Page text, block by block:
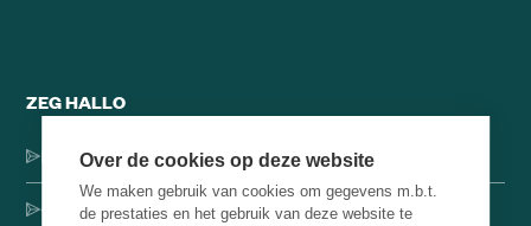
ZEG HALLO
Dorpsstraat 137, 1546 JH Jisp
+31 (0)75-4000071
Over de cookies op deze website
We maken gebruik van cookies om gegevens m.b.t.
de prestaties en het gebruik van deze website te